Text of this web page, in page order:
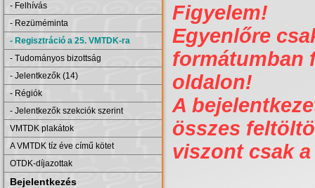
- Felhívás
- Rezüméminta
- Regisztráció a 25. VMTDK-ra
- Tudományos bizottság
- Jelentkezők (14)
- Régiók
- Jelentkezők szekciók szerint
VMTDK plakátok
A VMTDK tíz éve című kötet
OTDK-díjazottak
Bejelentkezés
Figyelem!
Egyenlőre
formátumban
oldalon!
A
összes
viszont csak